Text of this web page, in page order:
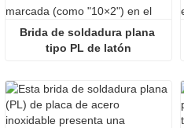
Brida de soldadura plana
tipo PL de latón